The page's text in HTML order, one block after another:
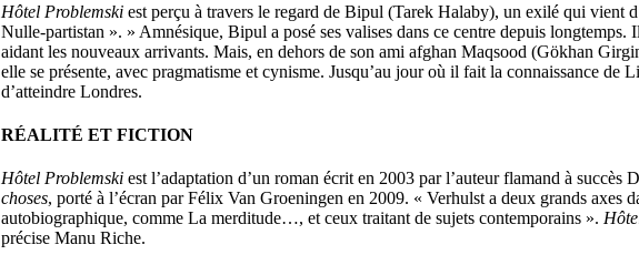
Hôtel Problemskiest perçu à travers le regard de Bipul (Tarek Halaby), un exilé qui vient
Nulle-partistan ». » Amnésique, Bipul a posé ses valises dans ce centre depuis longtemps.
aidant les nouveaux arrivants. Mais, en dehors de son ami afghan Maqsood (Gökhan
elle se présente, avec pragmatisme et cynisme. Jusqu’au jour où il fait la connaissance de
d’atteindre Londres.
RÉALITÉ ET FICTION
Hôtel Problemski est l’adaptation d’un roman écrit en 2003 par l’auteur flamand à succès
choses, porté à l’écran par Félix Van Groeningen en 2009. « Verhulst a deux grands axes
autobiographique, comme La merditude…, et ceux traitant de sujets contemporains ».
précise Manu Riche.